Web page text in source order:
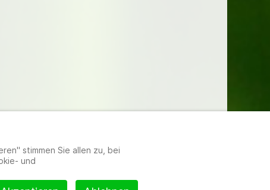
stimmen Sie allen zu, bei
und